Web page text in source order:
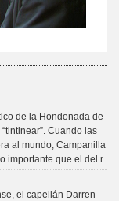
de la Hondonada de
Cuando las
al mundo, Campanilla
importante que el del r
el capellán Darren